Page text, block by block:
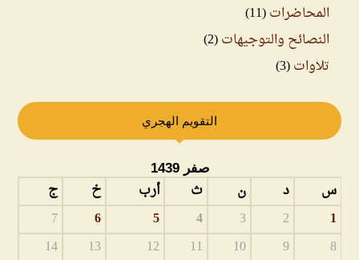
المحاضرات(11)
النصائح والتوجيهات(2)
تلاوات(3)
التقويم الهجري
صفر 1439
س د ن ث أرب خ ج
1
2
3
4
5
6
7
8
9
10
11
12
13
14